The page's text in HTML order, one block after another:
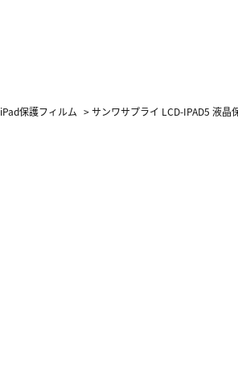
iPad保護フィルム >サンワサプライ LCD-IPAD5 液